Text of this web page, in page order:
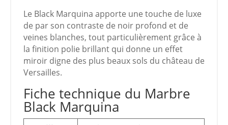
Le Black Marquina apporte une touche de luxe
de par son contraste de noir profond et de
veines blanches, tout particulièrement grâce à
la finition polie brillant qui donne un effet
miroir digne des plus beaux sols du château de
Versailles.
Fiche technique du Marbre
Black Marquina